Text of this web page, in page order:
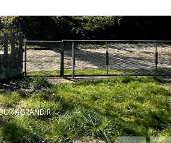
AGRANDIR
: SARL CAILLIAU & LE GARO IMMOBILIER |
FR44404121055 | Forme juridique : SARL |
Mentions Politique de confidentialité